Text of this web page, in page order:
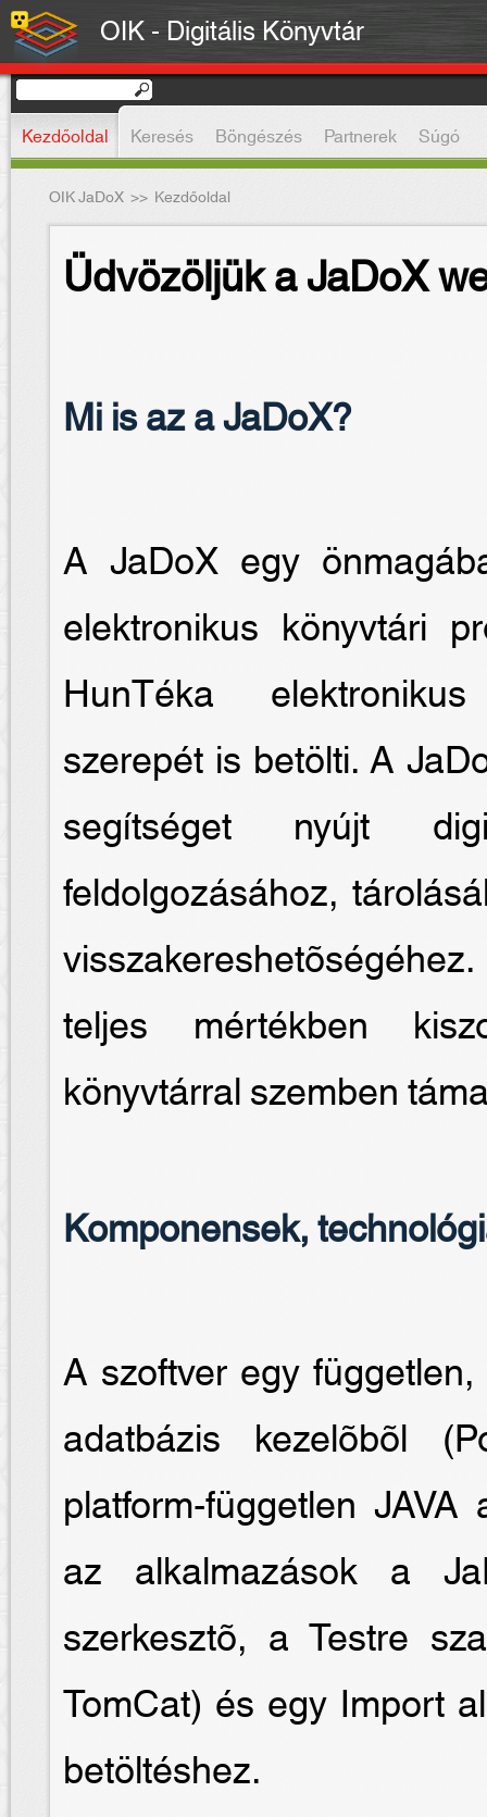
OIK - Digitális Könyvtár
Kezdőoldal Keresés Böngészés Partnerek Súgó
OIK JaDoX >> Kezdőoldal
Üdvözöljük a JaDoX
Mi is az a JaDoX?
A JaDoX egy
elektronikus könyvtári
HunTéka
szerepét is betölti. A
segítséget nyújt
feldolgozásához,
teljes mértékben
könyvtárral szemben
Komponensek,
A szoftver egy
adatbázis kezelõbõl
platform-független
az alkalmazások a
szerkesztõ, a Testre
TomCat) és egy Import
betöltéshez.